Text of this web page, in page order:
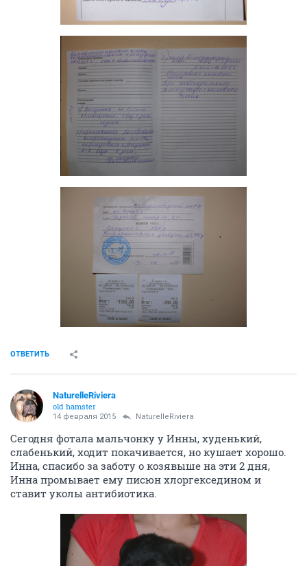
ОТВЕТИТЬ
NaturelleRiviera
old hamster
14 февраля 2015 NaturelleRiviera
Сегодня фотала мальчонку у Инны, худенький,
слабенький, ходит покачивается, но кушает хорошо.
Инна, спасибо за заботу о козявыше на эти 2 дня,
Инна промывает ему писюн хлоргекседином и
ставит уколы антибиотика.